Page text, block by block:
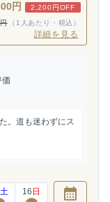
円
2,200円OFF
（1人あたり・税込）
詳細を見る
。道も迷わずにス
土 16 日